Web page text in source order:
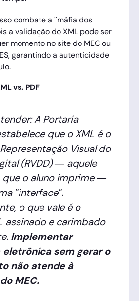
combate a "máfia dos
a validação do XML pode ser
momento no site do MEC ou
garantindo a autenticidade
vs. PDF
A Portaria
que o XML é o
Visual do
(RVDD) — aquele
que o aluno imprime —
"interface".
o que vale é o
assinado e carimbado
Implementar
sem gerar o
não atende à
MEC.